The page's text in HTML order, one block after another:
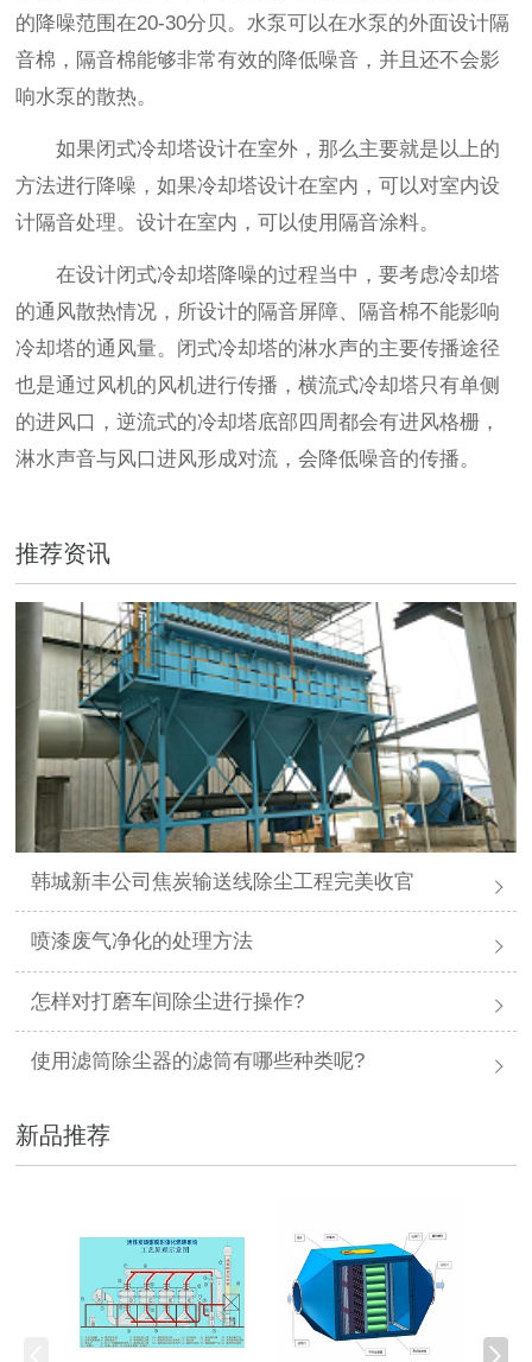
的降噪范围在20-30分贝。水泵可以在水泵的外面设计隔
音棉，隔音棉能够非常有效的降低噪音，并且还不会影
响水泵的散热。
如果闭式冷却塔设计在室外，那么主要就是以上的
方法进行降噪，如果冷却塔设计在室内，可以对室内设
计隔音处理。设计在室内，可以使用隔音涂料。
在设计闭式冷却塔降噪的过程当中，要考虑冷却塔
的通风散热情况，所设计的隔音屏障、隔音棉不能影响
冷却塔的通风量。闭式冷却塔的淋水声的主要传播途径
也是通过风机的风机进行传播，横流式冷却塔只有单侧
的进风口，逆流式的冷却塔底部四周都会有进风格栅，
淋水声音与风口进风形成对流，会降低噪音的传播。
推荐资讯
韩城新丰公司焦炭输送线除尘工程完美收官
喷漆废气净化的处理方法
怎样对打磨车间除尘进行操作?
使用滤筒除尘器的滤筒有哪些种类呢?
新品推荐